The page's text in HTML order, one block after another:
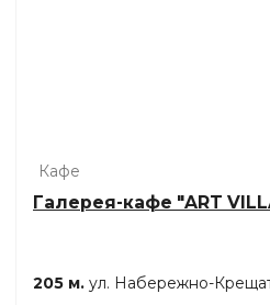
Кафе
Галерея-кафе "ART
205 м. ул. Набережно-